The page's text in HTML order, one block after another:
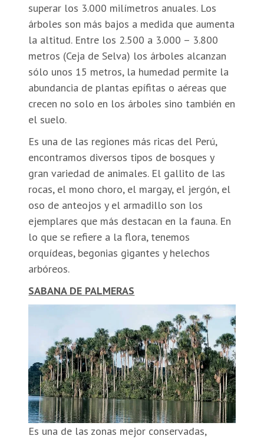
superar los 3.000 milímetros anuales. Los
árboles son más bajos a medida que aumenta
la altitud. Entre los 2.500 a 3.000 – 3.800
metros (Ceja de Selva) los árboles alcanzan
sólo unos 15 metros, la humedad permite la
abundancia de plantas epífitas o aéreas que
crecen no solo en los árboles sino también en
el suelo.
Es una de las regiones más ricas del Perú,
encontramos diversos tipos de bosques y
gran variedad de animales. El gallito de las
rocas, el mono choro, el margay, el jergón, el
oso de anteojos y el armadillo son los
ejemplares que más destacan en la fauna. En
lo que se refiere a la flora, tenemos
orquídeas, begonias gigantes y helechos
arbóreos.
SABANA DE PALMERAS
Es una de las zonas mejor conservadas,